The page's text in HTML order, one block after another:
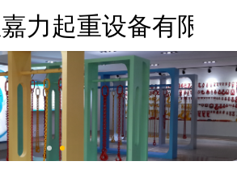
力起重设备有限公